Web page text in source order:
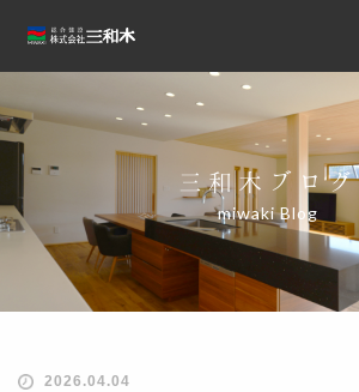
三和木ブログ
miwaki Blog
2026.04.04